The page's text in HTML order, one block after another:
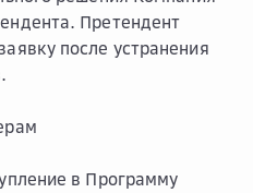
Претендент
после устранения
в Программу